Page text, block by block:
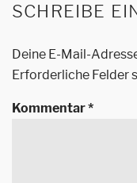
SCHREIBE
Deine E-Mail-
Erforderliche Felder
Kommentar*